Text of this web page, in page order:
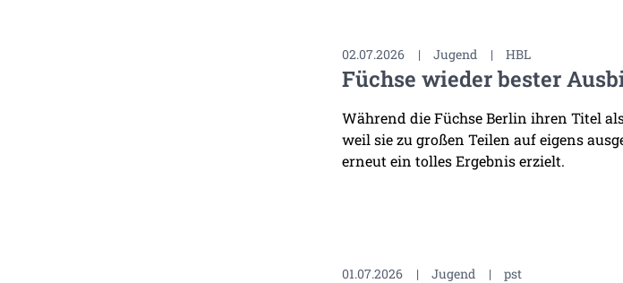
02.07.2026 | Jugend | HBL
Füchse wieder bester
Während die Füchse Berlin ihren Titel
weil sie zu großen Teilen auf eigens
erneut ein tolles Ergebnis erzielt.
01.07.2026 | Jugend | pst